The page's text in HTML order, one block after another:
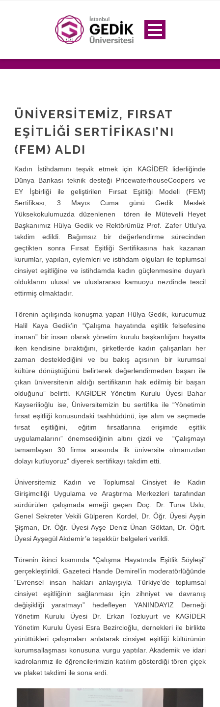
ÜNIVERSITEMIZ, FIRSAT
EŞITLIĞI SERTIFIKASI’NI
(FEM) ALDI
Kadın İstihdamını teşvik etmek için KAGİDER liderliğinde
Dünya Bankası teknik desteği PricewaterhouseCoopers ve
EY İşbirliği ile geliştirilen Fırsat Eşitliği Modeli (FEM)
Sertifikası, 3 Mayıs Cuma günü Gedik Meslek
Yüksekokulumuzda düzenlenen tören ile Mütevelli Heyet
Başkanımız Hülya Gedik ve Rektörümüz Prof. Zafer Utlu’ya
takdim edildi. Bağımsız bir değerlendirme sürecinden
geçtikten sonra Fırsat Eşitliği Sertifikasına hak kazanan
kurumlar, yapıları, eylemleri ve istihdam olguları ile toplumsal
cinsiyet eşitliğine ve istihdamda kadın güçlenmesine duyarlı
olduklarını ulusal ve uluslararası kamuoyu nezdinde tescil
ettirmiş olmaktadır.
Törenin açılışında konuşma yapan Hülya Gedik, kurucumuz
Halil Kaya Gedik’in “Çalışma hayatında eşitlik felsefesine
inanan” bir insan olarak yönetim kurulu başkanlığını hayatta
iken kendisine bıraktığını, şirketlerde kadın çalışanları her
zaman desteklediğini ve bu bakış açısının bir kurumsal
kültüre dönüştüğünü belirterek değerlendirmeden başarı ile
çıkan üniversitenin aldığı sertifikanın hak edilmiş bir başarı
olduğunu” belirtti. KAGİDER Yönetim Kurulu Üyesi Bahar
Kayserilioğlu ise, Üniversitemizin bu sertifika ile “Yönetimin
fırsat eşitliği konusundaki taahhüdünü, işe alım ve seçmede
fırsat eşitliğini, eğitim fırsatlarına erişimde eşitlik
uygulamalarını” önemsediğinin altını çizdi ve “Çalışmayı
tamamlayan 30 firma arasında ilk üniversite olmanızdan
dolayı kutluyoruz” diyerek sertifikayı takdim etti.
Üniversitemiz Kadın ve Toplumsal Cinsiyet ile Kadın
Girişimciliği Uygulama ve Araştırma Merkezleri tarafından
sürdürülen çalışmada emeği geçen Doç. Dr. Tuna Uslu,
Genel Sekreter Vekili Gülperen Kordel, Dr. Öğr. Üyesi Ayşin
Şişman, Dr. Öğr. Üyesi Ayşe Deniz Ünan Göktan, Dr. Öğrt.
Üyesi Ayşegül Akdemir’e teşekkür belgeleri verildi.
Törenin ikinci kısmında “Çalışma Hayatında Eşitlik Söyleşi”
gerçekleştirildi. Gazeteci Hande Demirel’in moderatörlüğünde
“Evrensel insan hakları anlayışıyla Türkiye’de toplumsal
cinsiyet eşitliğinin sağlanması için zihniyet ve davranış
değişikliği yaratmayı” hedefleyen YANINDAYIZ Derneği
Yönetim Kurulu Üyesi Dr. Erkan Tozluyurt ve KAGİDER
Yönetim Kurulu Üyesi Esra Bezircioğlu, dernekleri ile birlikte
yürüttükleri çalışmaları anlatarak cinsiyet eşitliği kültürünün
kurumsallaşması konusuna vurgu yaptılar. Akademik ve idari
kadrolarımız ile öğrencilerimizin katılım gösterdiği tören çiçek
ve plaket takdimi ile sona erdi.